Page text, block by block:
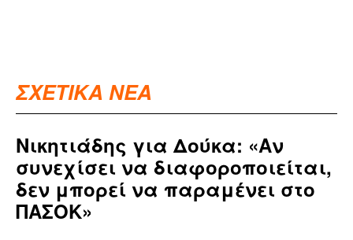
ΣΧΕΤΙΚΑ ΝΕΑ
Νικητιάδης για Δούκα: «Αν
συνεχίσει να διαφοροποιείται,
δεν μπορεί να παραμένει στο
ΠΑΣΟΚ»